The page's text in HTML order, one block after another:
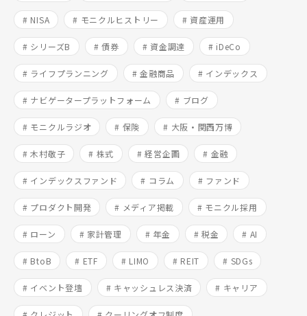
# NISA # モニクルヒストリー # 資産運用
# シリーズB # 債券 # 資金調達 # iDeCo
# ライフプランニング # 金融商品 # インデックス
# ナビゲータープラットフォーム # ブログ
# モニクルラジオ # 保険 # 大阪・関西万博
# 木村敬子 # 株式 # 経営企画 # 金融
# インデックスファンド # コラム # ファンド
# プロダクト開発 # メディア掲載 # モニクル採用
# ローン # 家計管理 # 年金 # 税金 # AI
# BtoB # ETF # LIMO # REIT # SDGs
# イベント登壇 # キャッシュレス決済 # キャリア